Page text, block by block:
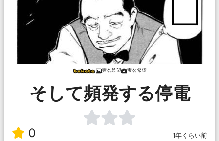
実名希望 実名希望
そして頻発する停電
0
1年くらい前